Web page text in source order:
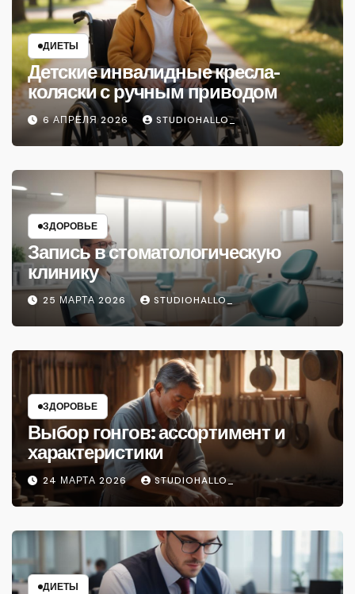
ДИЕТЫ
Детские инвалидные кресла-
коляски с ручным приводом
6 АПРЕЛЯ 2026 STUDIOHALLO_
ЗДОРОВЬЕ
Запись в стоматологическую
клинику
25 МАРТА 2026 STUDIOHALLO_
ЗДОРОВЬЕ
Выбор гонгов: ассортимент и
характеристики
24 МАРТА 2026 STUDIOHALLO_
ДИЕТЫ